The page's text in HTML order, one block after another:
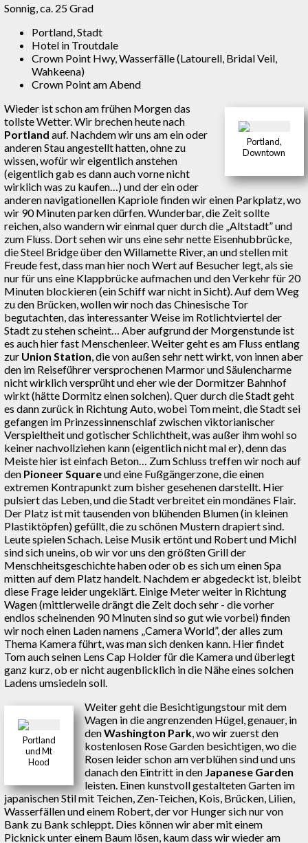
Sonnig, ca. 25 Grad
Portland, Stadt
Hotel in Troutdale
Crown Point Hwy, Wasserfälle (Latourell, Bridal Veil,
Wahkeena)
Crown Point am Abend
Portland,
Downtown
Wieder ist schon am frühen Morgen das
tollste Wetter. Wir brechen heute nach
Portland auf. Nachdem wir uns am ein oder
anderen Stau angestellt hatten, ohne zu
wissen, wofür wir eigentlich anstehen
(eigentlich gab es dann auch vorne nicht
wirklich was zu kaufen…) und der ein oder
anderen navigationellen Kapriole finden wir einen Parkplatz, wo
wir 90 Minuten parken dürfen. Wunderbar, die Zeit sollte
reichen, also wandern wir einmal quer durch die „Altstadt” und
zum Fluss. Dort sehen wir uns eine sehr nette Eisenhubbrücke,
die Steel Bridge über den Willamette River, an und stellen mit
Freude fest, dass man hier noch Wert auf Besucher legt, als sie
nur für uns eine Klappbrücke aufmachen und den Verkehr für 20
Minuten blockieren (ein Schiff war nicht in Sicht). Auf dem Weg
zu den Brücken, wollen wir noch das Chinesische Tor
begutachten, das interessanter Weise im Rotlichtviertel der
Stadt zu stehen scheint… Aber aufgrund der Morgenstunde ist
es auch hier fast Menschenleer. Weiter geht es am Fluss entlang
zur Union Station , die von außen sehr nett wirkt, von innen aber
den im Reiseführer versprochenen Marmor und Säulencharme
nicht wirklich versprüht und eher wie der Dormitzer Bahnhof
wirkt (hätte Dormitz einen solchen). Quer durch die Stadt geht
es dann zurück in Richtung Auto, wobei Tom meint, die Stadt sei
gefangen im Prinzessinnenschlaf zwischen viktorianischer
Verspieltheit und gotischer Schlichtheit, was außer ihm wohl so
keiner nachvollziehen kann (eigentlich nicht mal er), denn das
Meiste hier ist einfach Beton… Zum Schluss treffen wir noch auf
den Pioneer Squareund eine Fußgängerzone, die einen
extremen Kontrapunkt zum bisher gesehenen darstellt. Hier
pulsiert das Leben, und die Stadt verbreitet ein mondänes Flair.
Der Platz ist mit tausenden von blühenden Blumen (in kleinen
Plastiktöpfen) gefüllt, die zu schönen Mustern drapiert sind.
Leute spielen Schach. Leise Musik ertönt und Robert und Michl
sind sich uneins, ob wir vor uns den größten Grill der
Menschheitsgeschichte haben oder ob es sich um einen Spa
mitten auf dem Platz handelt. Nachdem er abgedeckt ist, bleibt
diese Frage leider ungeklärt. Einige Meter weiter in Richtung
Wagen (mittlerweile drängt die Zeit doch sehr - die vorher
endlos scheinenden 90 Minuten sind so gut wie vorbei) finden
wir noch einen Laden namens „Camera World”, der alles zum
Thema Kamera führt, was man sich denken kann. Hier findet
Tom auch seinen Lens Cap Holder für die Kamera und überlegt
ganz kurz, ob er nicht augenblicklich in die Nähe eines solchen
Ladens umsiedeln soll.
Portland
und Mt
Hood
Weiter geht die Besichtigungstour mit dem
Wagen in die angrenzenden Hügel, genauer, in
denWashington Park , wo wir zuerst den
kostenlosen Rose Garden besichtigen, wo die
Rosen leider schon am verblühen sind und uns
danach den Eintritt in den Japanese Garden
leisten. Einen kunstvoll gestalteten Garten im
japanischen Stil mit Teichen, Zen-Teichen, Kois, Brücken, Lilien,
Wasserfällen und einem Robert, der vor Hunger sich nur von
Bank zu Bank schleppt. Dies können wir aber mit einem
Picknick unter einem Baum lösen, kaum dass wir wieder am